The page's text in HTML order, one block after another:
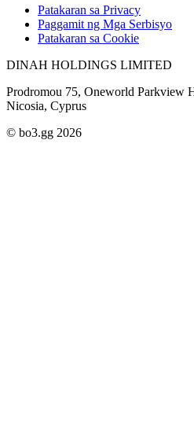
Patakaran sa Privacy
Paggamit ng Mga Serbisyo
Patakaran sa Cookie
DINAH HOLDINGS LIMITED
Prodromou 75, Oneworld Parkview
Nicosia, Cyprus
© bo3.gg 2026